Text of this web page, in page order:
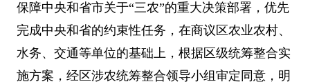
保障中央和省市关于“三农”的重大决策部署，优先
完成中央和省的约束性任务，在商议区农业农村、
水务、交通等单位的基础上，根据区级统筹整合实
施方案，经区涉农统筹整合领导小组审定同意，明